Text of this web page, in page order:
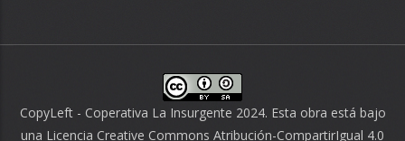
CopyLeft - Coperativa La Insurgente 2024. Esta obra está bajo
una Licencia Creative Commons Atribución-CompartirIgual 4.0